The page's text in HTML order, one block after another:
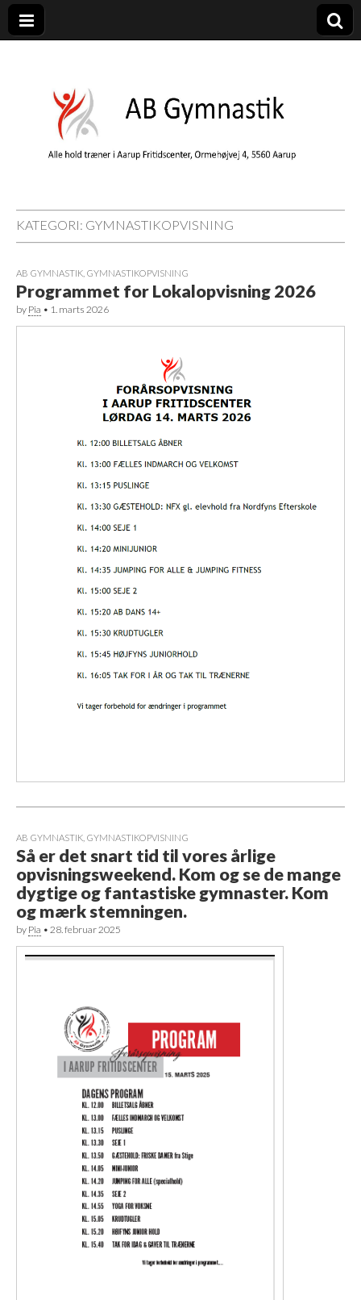
KATEGORI: GYMNASTIKOPVISNING
AB GYMNASTIK GYMNASTIKOPVISNING
Programmet for Lokalopvisning 2026
by Pia • 1. marts 2026
AB GYMNASTIK GYMNASTIKOPVISNING
Så er det snart tid til vores årlige
opvisningsweekend. Kom og se de mange
dygtige og fantastiske gymnaster. Kom
og mærk stemningen.
by Pia • 28. februar 2025